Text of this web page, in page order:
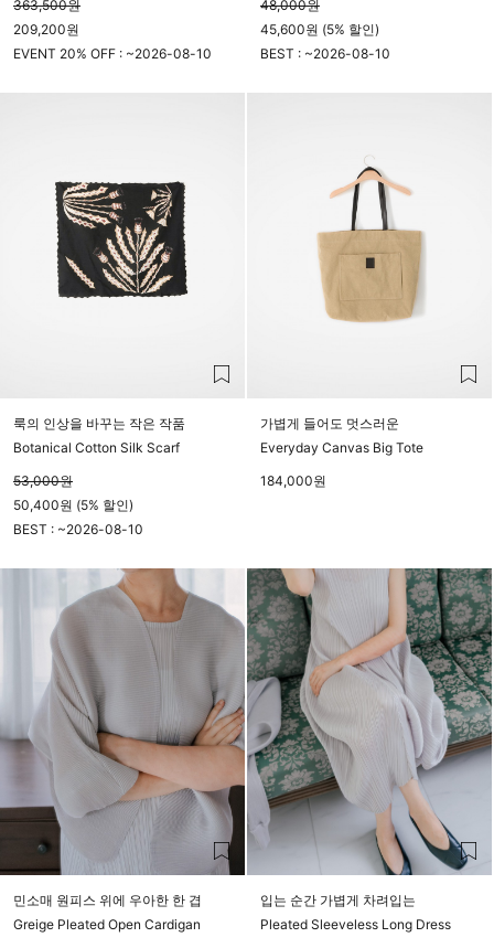
363,500원
209,200원
EVENT 20% OFF : ~2026-08-10
48,000원
45,600원 (5% 할인)
BEST : ~2026-08-10
룩의 인상을 바꾸는 작은 작품
Botanical Cotton Silk Scarf
53,000원
50,400원 (5% 할인)
BEST : ~2026-08-10
가볍게 들어도 멋스러운
Everyday Canvas Big Tote
184,000원
민소매 원피스 위에 우아한 한 겹
Greige Pleated Open Cardigan
입는 순간 가볍게 차려입는
Pleated Sleeveless Long Dress